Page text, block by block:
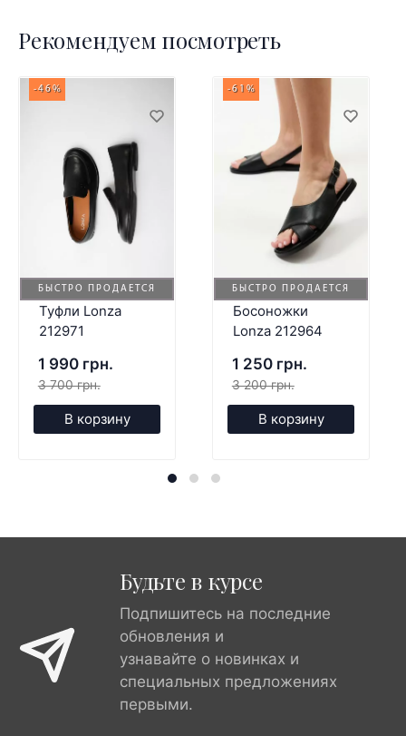
Рекомендуем посмотреть
БЫСТРО ПРОДАЕТСЯ
-46%
Туфли Lonza
212971
1 990 грн.
3 700 грн.
В корзину
БЫСТРО ПРОДАЕТСЯ
-61%
Босоножки
Lonza 212964
1 250 грн.
3 200 грн.
В корзину
Будьте в курсе
Подпишитесь на последние
обновления и
узнавайте о новинках и
специальных предложениях
первыми.